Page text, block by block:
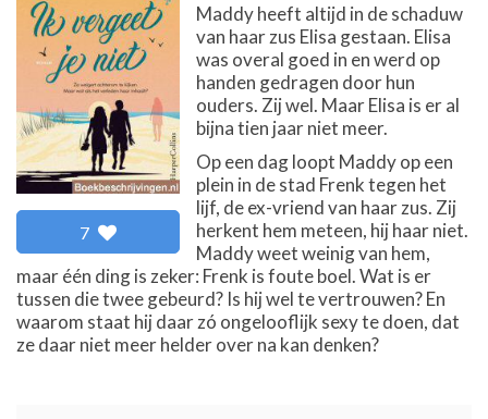
7
Maddy heeft altijd in de schaduw
van haar zus Elisa gestaan. Elisa
was overal goed in en werd op
handen gedragen door hun
ouders. Zij wel. Maar Elisa is er al
bijna tien jaar niet meer.
Op een dag loopt Maddy op een
plein in de stad Frenk tegen het
lijf, de ex-vriend van haar zus. Zij
herkent hem meteen, hij haar niet.
Maddy weet weinig van hem,
maar één ding is zeker: Frenk is foute boel. Wat is er
tussen die twee gebeurd? Is hij wel te vertrouwen? En
waarom staat hij daar zó ongelooflijk sexy te doen, dat
ze daar niet meer helder over na kan denken?